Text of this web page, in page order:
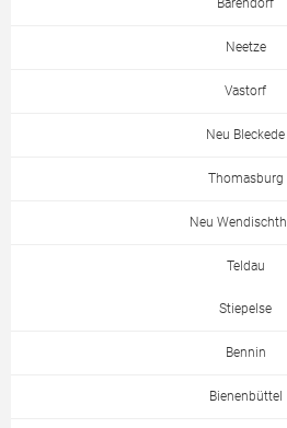
Barendorf
Neetze
Vastorf
Neu Bleckede
Thomasburg
Neu
Teldau
Stiepelse
Bennin
Bienenbüttel